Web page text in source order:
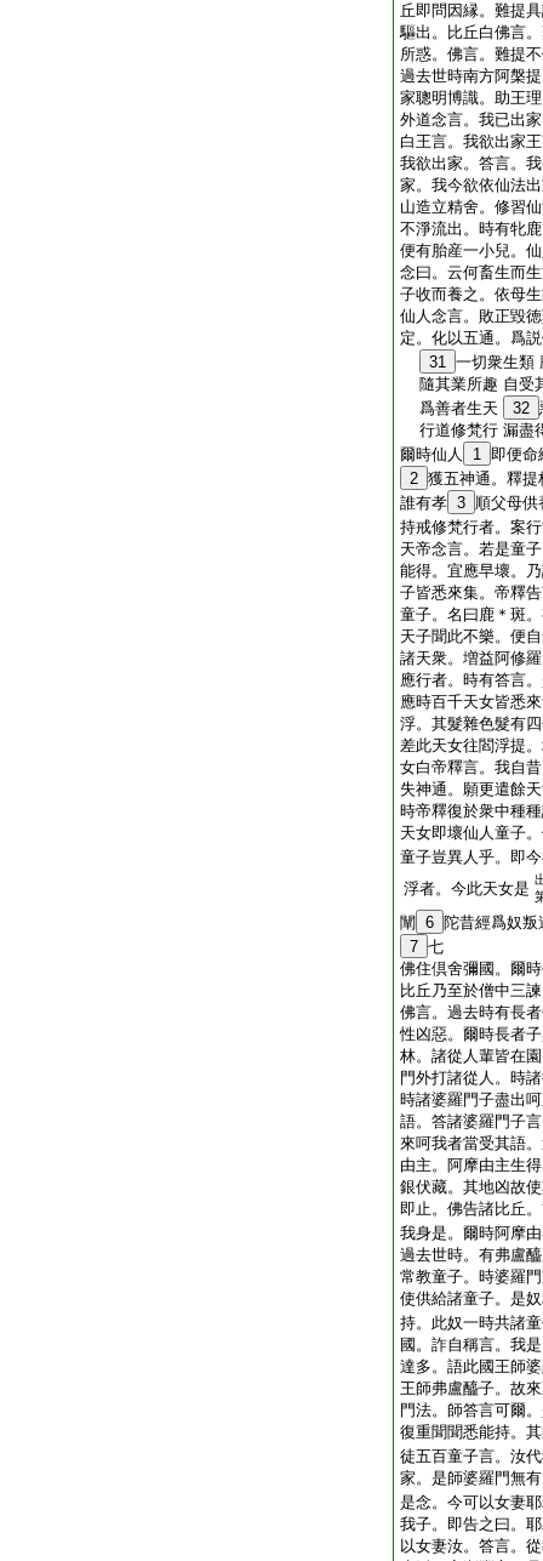
丘即問因縁。難提
驅出。比丘白佛言
所惑。佛言。難提
過去世時南方阿槃
家聰明博識。助王
外道念言。我已出
白王言。我欲出家
我欲出家。答言。
家。我今欲依仙法
山造立精舍。修習
不淨流出。時有牝
便有胎産一小兒。
念曰。云何畜生而
子收而養之。依母
仙人念言。敗正毀
定。化以五通。爲
31 一切衆生類
隨其業所趣 自受
爲善者生天
32
行道修梵行 漏盡
爾時仙人
1 即便命
2 獲五神通。釋
誰有孝 3 順父母
持戒修梵行者。案
天帝念言。若是童
能得。宜應早壞。
子皆悉來集。帝釋
童子。名曰鹿＊斑
天子聞此不樂。便
諸天衆。増益阿修
應行者。時有答言
應時百千天女皆悉
浮。其髮雜色髮有
差此天女往閻浮提
女白帝釋言。我自
失神通。願更遣餘
時帝釋復於衆中種
天女即壞仙人童子
童子豈異人乎。即
浮者。今此天女是
闡 6 陀昔經爲奴
7 七
佛住倶舍彌國。爾
比丘乃至於僧中三
佛言。過去時有長
性凶惡。爾時長者
林。諸從人輩皆在
門外打諸從人。時
時諸婆羅門子盡出
語。答諸婆羅門子
來呵我者當受其語
由主。阿摩由主生
銀伏藏。其地凶故
即止。佛告諸比丘
我身是。爾時阿摩
過去世時。有弗盧
常教童子。時婆羅
使供給諸童子。是
持。此奴一時共諸
國。詐自稱言。我
達多。語此國王師
王師弗盧醯子。故
門法。師答言可爾
復重聞聞悉能持。
徒五百童子言。汝
家。是師婆羅門無
是念。今可以女妻
我子。即告之曰。
以女妻汝。答言。